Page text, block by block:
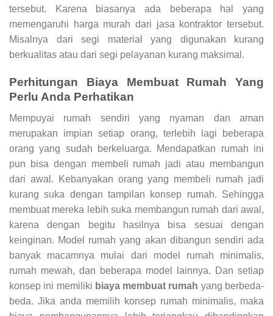
tersebut. Karena biasanya ada beberapa hal yang
memengaruhi harga murah dari jasa kontraktor tersebut.
Misalnya dari segi material yang digunakan kurang
berkualitas atau dari segi pelayanan kurang maksimal.
Perhitungan Biaya Membuat Rumah Yang
Perlu Anda Perhatikan
Mempuyai rumah sendiri yang nyaman dan aman
merupakan impian setiap orang, terlebih lagi beberapa
orang yang sudah berkeluarga. Mendapatkan rumah ini
pun bisa dengan membeli rumah jadi atau membangun
dari awal. Kebanyakan orang yang membeli rumah jadi
kurang suka dengan tampilan konsep rumah. Sehingga
membuat mereka lebih suka membangun rumah dari awal,
karena dengan begitu hasilnya bisa sesuai dengan
keinginan. Model rumah yang akan dibangun sendiri ada
banyak macamnya mulai dari model rumah minimalis,
rumah mewah, dan beberapa model lainnya. Dan setiap
konsep ini memiliki biaya membuat rumah yang berbeda-
beda. Jika anda memilih konsep rumah minimalis, maka